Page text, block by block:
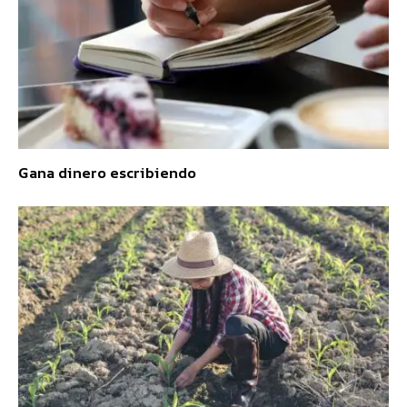
Gana dinero escribiendo